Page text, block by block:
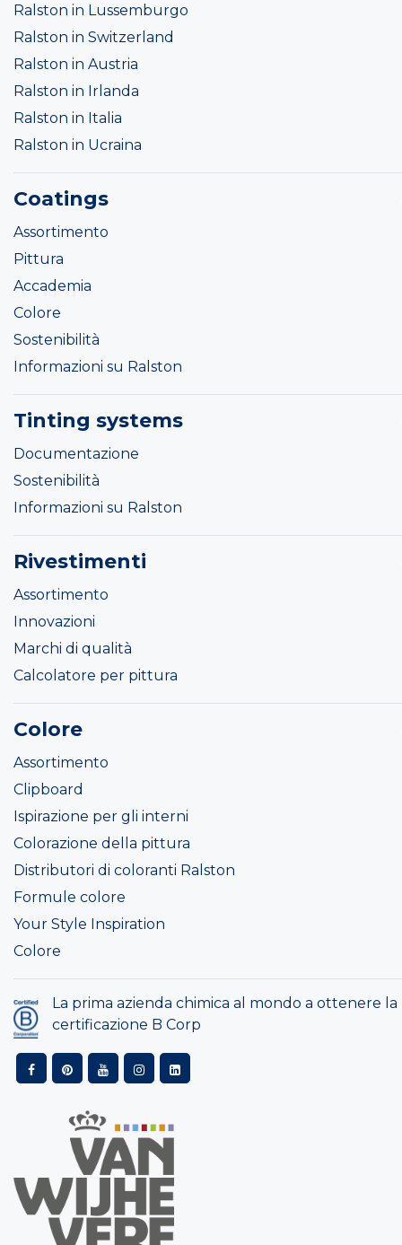
Ralston in Lussemburgo
Ralston in Switzerland
Ralston in Austria
Ralston in Irlanda
Ralston in Italia
Ralston in Ucraina
Coatings
Assortimento
Pittura
Accademia
Colore
Sostenibilità
Informazioni su Ralston
Tinting systems
Documentazione
Sostenibilità
Informazioni su Ralston
Rivestimenti
Assortimento
Innovazioni
Marchi di qualità
Calcolatore per pittura
Colore
Assortimento
Clipboard
Ispirazione per gli interni
Colorazione della pittura
Distributori di coloranti Ralston
Formule colore
Your Style Inspiration
Colore
La prima azienda chimica al mondo a ottenere la
certificazione B Corp